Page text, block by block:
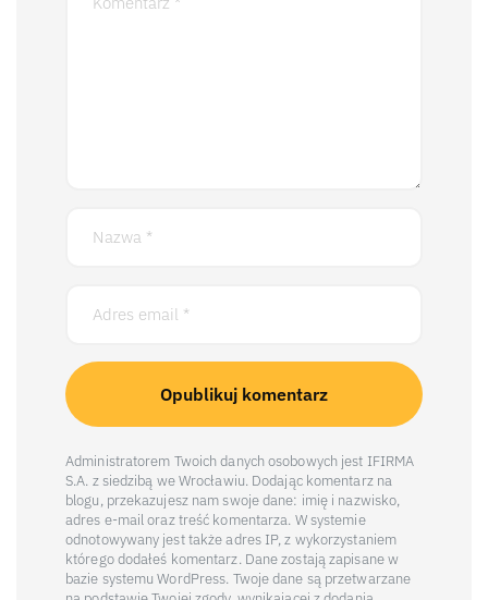
Administratorem Twoich danych osobowych jest IFIRMA
S.A. z siedzibą we Wrocławiu. Dodając komentarz na
blogu, przekazujesz nam swoje dane: imię i nazwisko,
adres e-mail oraz treść komentarza. W systemie
odnotowywany jest także adres IP, z wykorzystaniem
którego dodałeś komentarz. Dane zostają zapisane w
bazie systemu WordPress. Twoje dane są przetwarzane